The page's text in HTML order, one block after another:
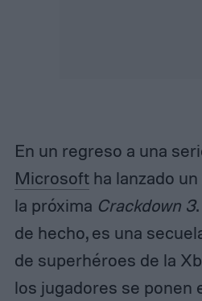
En un regreso a una
Microsoftha lanzado
la próxima Crackdown 3
de hecho, es una
de superhéroes de la
los jugadores se ponen